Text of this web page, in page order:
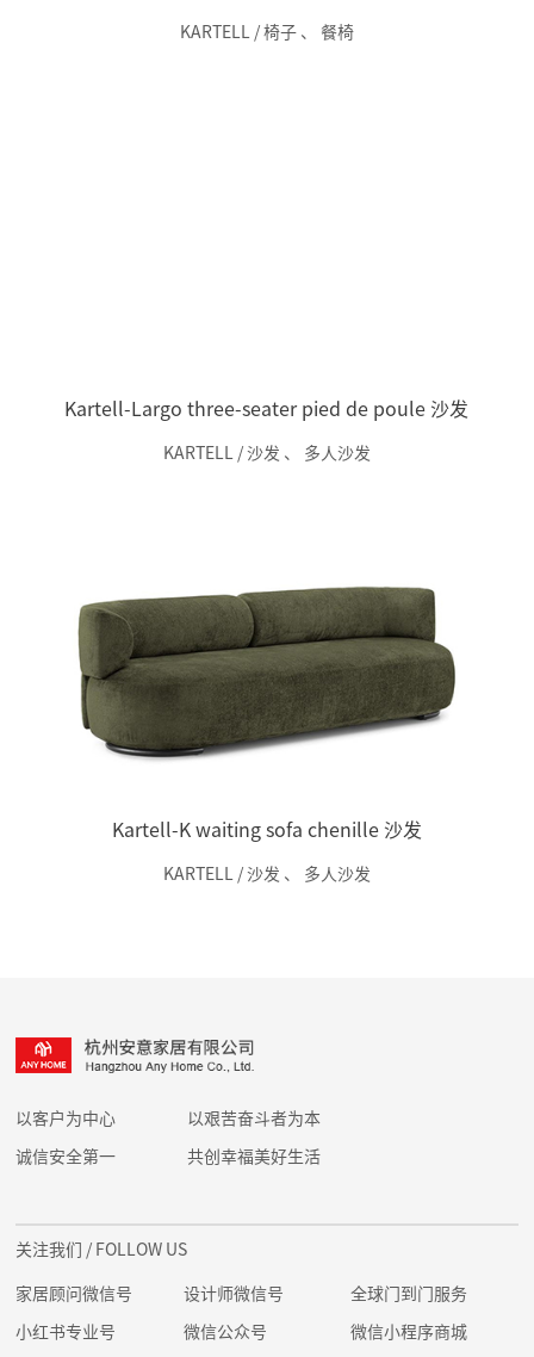
KARTELL / 椅子 、 餐椅
Kartell-Largo three-seater pied de poule 沙发
KARTELL / 沙发 、 多人沙发
Kartell-K waiting sofa chenille 沙发
KARTELL / 沙发 、 多人沙发
以客户为中心 以艰苦奋斗者为本
诚信安全第一 共创幸福美好生活
关注我们 / FOLLOW US
家居顾问微信号 设计师微信号 全球门到门服务
小红书专业号 微信公众号 微信小程序商城